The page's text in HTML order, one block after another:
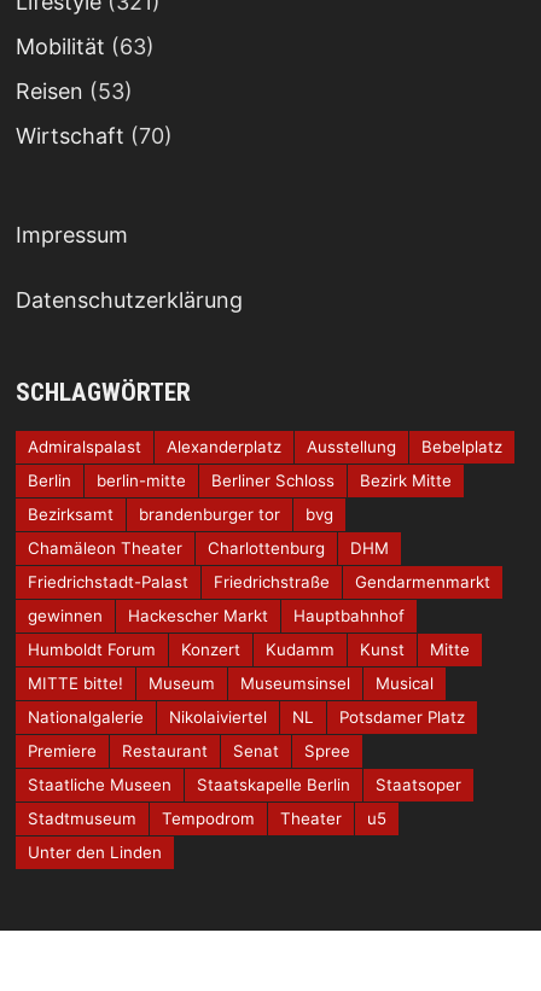
Mobilität (63)
Reisen (53)
Wirtschaft (70)
Impressum
Datenschutzerklärung
SCHLAGWÖRTER
Admiralspalast Alexanderplatz Ausstellung
Bebelplatz
Berlin
berlin-mitte Berliner Schloss
Bezirk Mitte
Bezirksamt
brandenburger tor
bvg
Chamäleon Theater
Charlottenburg
DHM
Friedrichstadt-Palast
Friedrichstraße
Gendarmenmarkt
gewinnen
Hackescher Markt
Hauptbahnhof
Humboldt Forum
Konzert Kudamm Kunst
Mitte
MITTE bitte!
Museum Museumsinsel
Musical
Nationalgalerie
Nikolaiviertel NL
Potsdamer Platz
Premiere
Restaurant Senat
Spree
Staatliche Museen
Staatskapelle Berlin
Staatsoper
Stadtmuseum
Tempodrom Theater
u5
Unter den Linden